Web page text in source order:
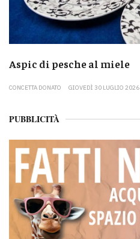
Aspic di pesche al miele
CONCETTA DONATO GIOVEDÌ 30 LUGLIO 2026
PUBBLICITÀ